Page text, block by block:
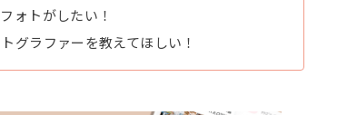
ォトがしたい！
グラファーを教えてほしい！